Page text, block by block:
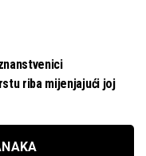
riba mijenjajući joj